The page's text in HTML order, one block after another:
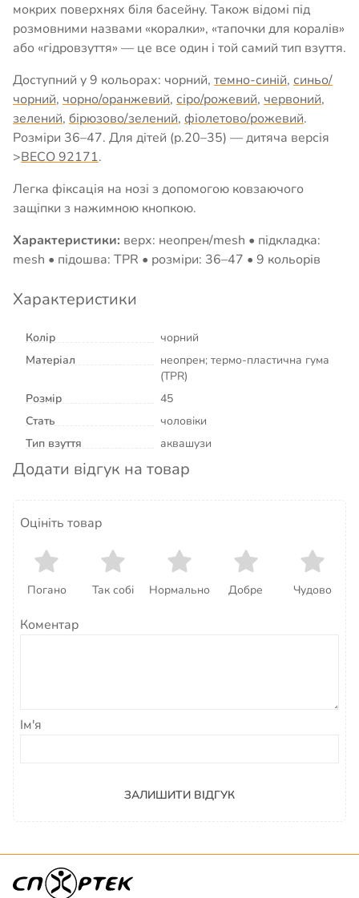
мокрих поверхнях біля басейну. Також відомі під
розмовними назвами «коралки», «тапочки для коралів»
або «гідровзуття» — це все один і той самий тип взуття.
Доступний у 9 кольорах: чорний, темно-синій, синьо/
чорний, чорно/оранжевий, сіро/рожевий, червоний,
зелений, бірюзово/зелений, фіолетово/рожевий.
Розміри 36–47. Для дітей (р.20–35) — дитяча версія
>BECO 92171.
Легка фіксація на нозі з допомогою ковзаючого
защіпки з нажимною кнопкою.
Характеристики: верх: неопрен/mesh • підкладка:
mesh • підошва: TPR • розміри: 36–47 • 9 кольорів
Характеристики
Колір
чорний
Матеріал
неопрен; термо-пластична гума
(TPR)
Розмір
45
Стать
чоловіки
Тип взуття
аквашузи
Додати відгук на товар
Оцініть товар
Погано Так собі Нормально Добре Чудово
Коментар
Ім'я
ЗАЛИШИТИ ВІДГУК